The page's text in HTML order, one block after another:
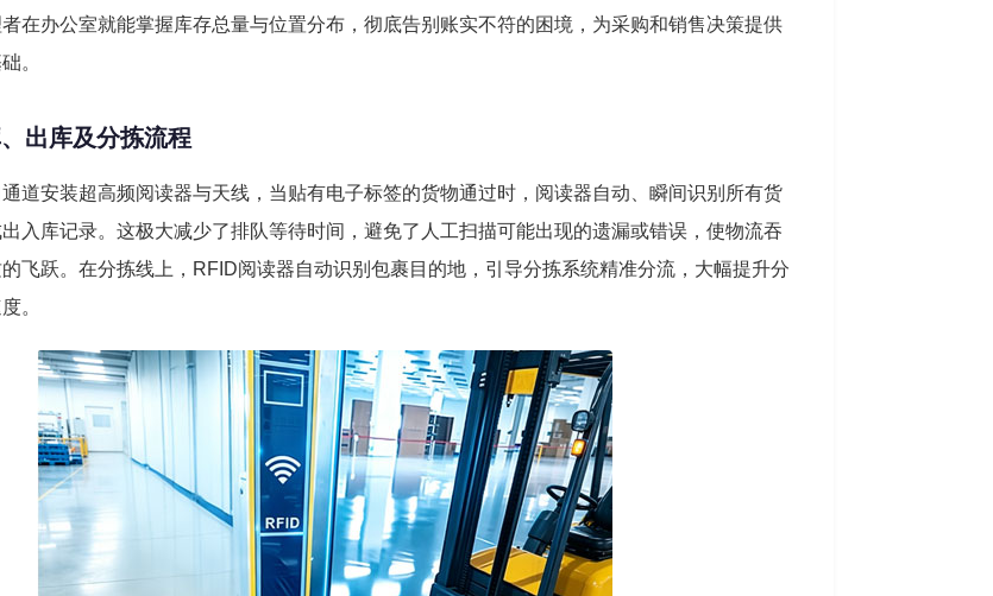
在办公室就能掌握库存总量与位置分布，彻底告别账实不符的困境，为采购和销售决策提供
。
出库及分拣流程
道安装超高频阅读器与天线，当贴有电子标签的货物通过时，阅读器自动、瞬间识别所有货
入库记录。这极大减少了排队等待时间，避免了人工扫描可能出现的遗漏或错误，使物流吞
飞跃。在分拣线上，RFID阅读器自动识别包裹目的地，引导分拣系统精准分流，大幅提升分
。